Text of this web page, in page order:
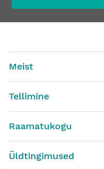
Meist
Tellimine
Raamatukogu
Üldtingimused